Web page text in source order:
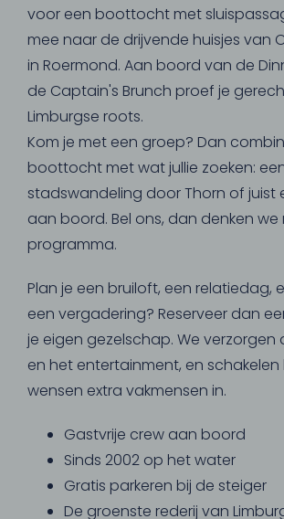
voor een boottocht met
mee naar de drijvende huisjes van
in Roermond. Aan boord van de
de Captain's Brunch proef je
Limburgse roots.
Kom je met een groep? Dan
boottocht met wat jullie zoeken:
stadswandeling door Thorn of juist
aan boord. Bel ons, dan denken
programma.
Plan je een bruiloft, een relatiedag,
een vergadering? Reserveer dan
je eigen gezelschap. We verzorgen
en het entertainment, en schakelen
wensen extra vakmensen in.
Gastvrije crew aan boord
Sinds 2002 op het water
Gratis parkeren bij de steiger
De groenste rederij van